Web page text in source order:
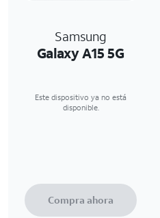
Samsung
Galaxy A15 5G
Este dispositivo ya no está
disponible.
Compra ahora